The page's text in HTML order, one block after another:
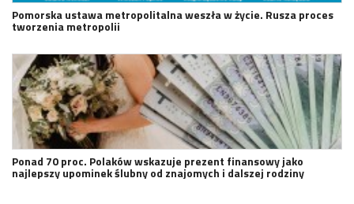
Pomorska ustawa metropolitalna weszła w życie. Rusza proces
tworzenia metropolii
Ponad 70 proc. Polaków wskazuje prezent finansowy jako
najlepszy upominek ślubny od znajomych i dalszej rodziny